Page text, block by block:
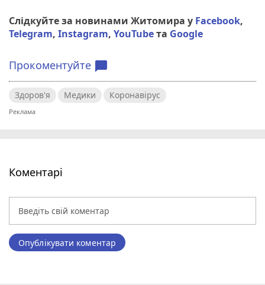
Слідкуйте за новинами Житомира у Facebook,
Telegram, Instagram, YouTubeта Google
Прокоментуйте chat_bubble
Здоров'я Медики Коронавірус
Коментарі
Опублікувати коментар